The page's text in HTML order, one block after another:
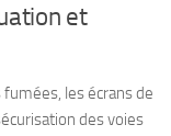
et
les écrans de
des voies